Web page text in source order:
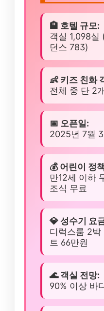
🏨 호텔 규모:
객실 1,098실
던스 783)
👶 키즈 친화
전체 중 단 2
📅 오픈일:
2025년 7월
💰 어린이 정
만12세 이하
조식 무료
💎 성수기 요
디럭스룸 2박
트 66만원
🌊 객실 전망:
90% 이상 바